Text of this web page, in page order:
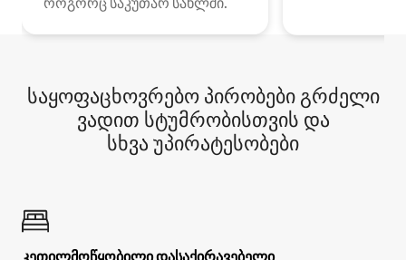
საყოფაცხოვრებო პირობები გრძელი
ვადით სტუმრობისთვის და
სხვა უპირატესობები